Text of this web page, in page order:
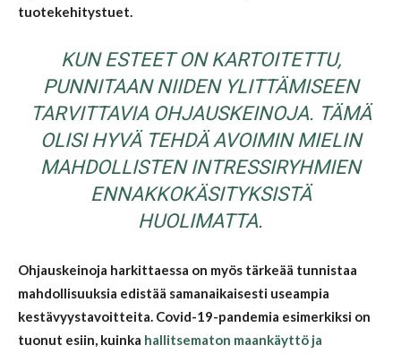
tuotekehitystuet.
KUN ESTEET ON KARTOITETTU,
PUNNITAAN NIIDEN YLITTÄMISEEN
TARVITTAVIA OHJAUSKEINOJA. TÄMÄ
OLISI HYVÄ TEHDÄ AVOIMIN MIELIN
MAHDOLLISTEN INTRESSIRYHMIEN
ENNAKKOKÄSITYKSISTÄ
HUOLIMATTA.
Ohjauskeinoja harkittaessa on myös tärkeää tunnistaa
mahdollisuuksia edistää samanaikaisesti useampia
kestävyystavoitteita. Covid-19-pandemia esimerkiksi on
tuonut esiin, kuinka hallitsematon maankäyttö ja